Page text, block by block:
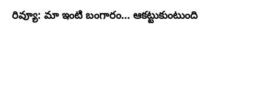
రివ్యూ: మా ఇంటి బంగారం... ఆకట్టుకుంటుంది